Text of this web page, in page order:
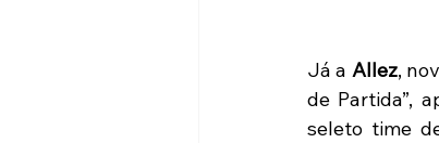
Já a Allez,
de Partida”,
seleto time